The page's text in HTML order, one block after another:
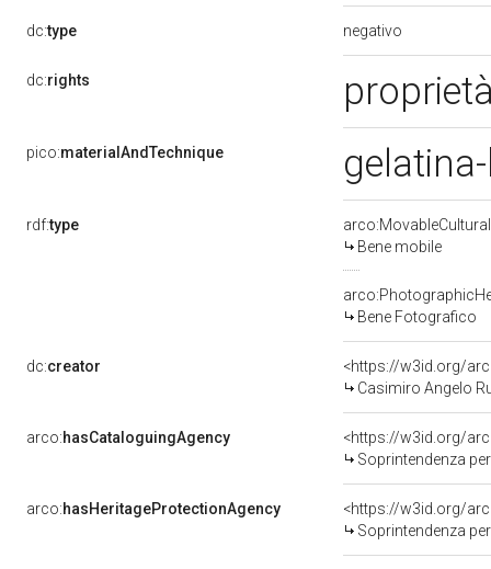
dc:type negativo
dc:rights
pico:materialAndTechnique
rdf:type
Bene mobile
Bene Fotografico
dc:creator
<https://w3id.org/
Casimiro Angelo
arco:hasCataloguingAgency
<https://w3id.org/
Soprintendenza
arco:hasHeritageProtectionAgency
<https://w3id.org/
Soprintendenza